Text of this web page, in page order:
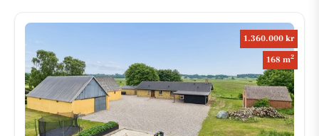
1.360.000 kr
168 m2